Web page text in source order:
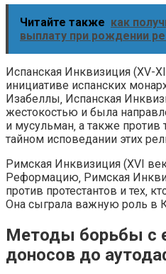
Читайте также как
выплату при рождении
Испанская Инквизиция (XV-
инициативе испанских
Изабеллы‚ Испанская
жестокостью и была
и мусульман‚ а также против
тайном исповедании этих
Римская Инквизиция (XVI
Реформацию‚ Римская
против протестантов и тех‚
Она сыграла важную роль в
Методы борьбы с
доносов до